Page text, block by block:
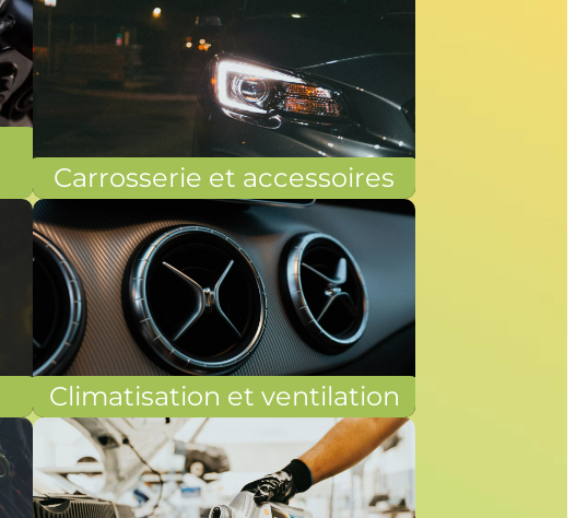
Carrosserie et accessoires
Climatisation et ventilation